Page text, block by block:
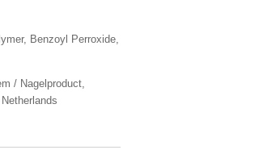
Benzoyl Perroxide,
/ Nagelproduct,